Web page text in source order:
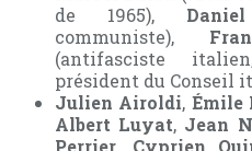
de 1965),
communiste),
(antifasciste
président du Conseil
Julien Airoldi, Émile
Albert Luyat, Jean
Perrier
Cyprien